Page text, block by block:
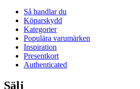
Så handlar du
Köparskydd
Kategorier
Populära varumärken
Inspiration
Presentkort
Authenticated
Sälj